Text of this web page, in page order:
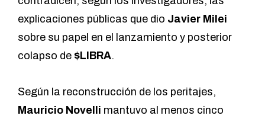
explicaciones públicas que dio Javier Milei
sobre su papel en el lanzamiento y posterior
colapso de $LIBRA.
Según la reconstrucción de los peritajes,
Mauricio Novelli mantuvo al menos cinco